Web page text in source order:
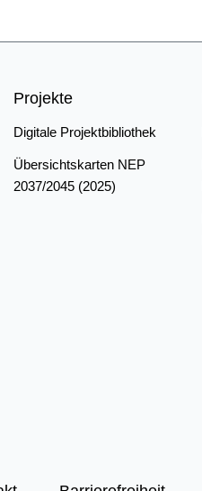
Projekte
Digitale Projektbibliothek
Übersichtskarten NEP
2037/2045 (2025)